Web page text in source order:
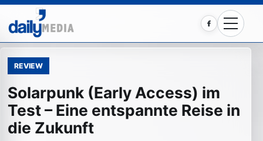
Facebook
REVIEW
Solarpunk (Early Access) im
Test – Eine entspannte Reise in
die Zukunft